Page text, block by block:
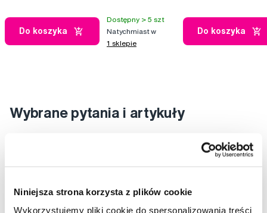
Niniejsza strona korzysta z plików cookie
Wykorzystujemy pliki cookie do spersonalizowania treści
Do koszyka
Dostępny > 5 szt
Natychmiast w
1 sklepie
Do koszyka
Wybrane pytania i artykuły